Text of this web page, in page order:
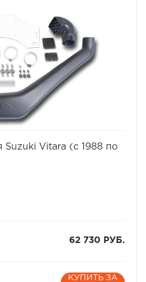
могут быть даже в самом
случаев попадание
двигателя - фатально.
от воздуха несжимаема,
шатуны, "поднимаются"
коленвалы.
Vitara (с 1988 по
62 730 РУБ.
КУПИТЬ ЗА